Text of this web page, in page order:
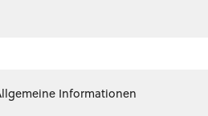
Informationen